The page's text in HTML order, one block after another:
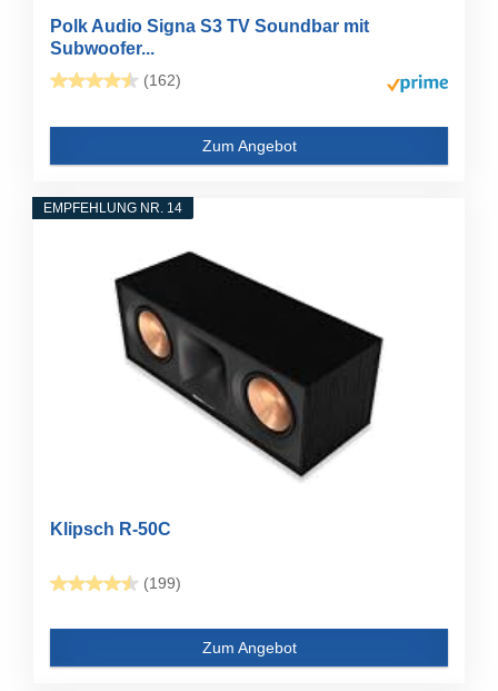
Polk Audio Signa S3 TV Soundbar mit
Subwoofer...
(162)
Zum Angebot
EMPFEHLUNG NR. 14
Klipsch R-50C
(199)
Zum Angebot